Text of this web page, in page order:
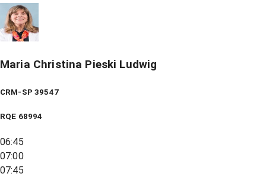
Maria Christina Pieski Ludwig
CRM-SP 39547
RQE 68994
06:45
07:00
07:45